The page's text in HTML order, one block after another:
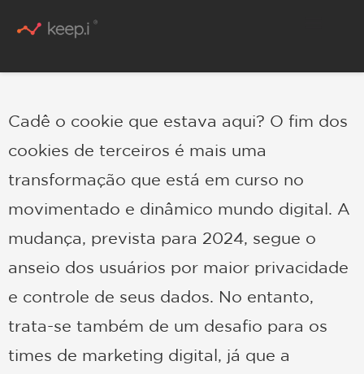
Cadê o cookie que estava aqui? O fim dos
cookies de terceiros é mais uma
transformação que está em curso no
movimentado e dinâmico mundo digital. A
mudança, prevista para 2024, segue o
anseio dos usuários por maior privacidade
e controle de seus dados. No entanto,
trata-se também de um desafio para os
times de marketing digital, já que a